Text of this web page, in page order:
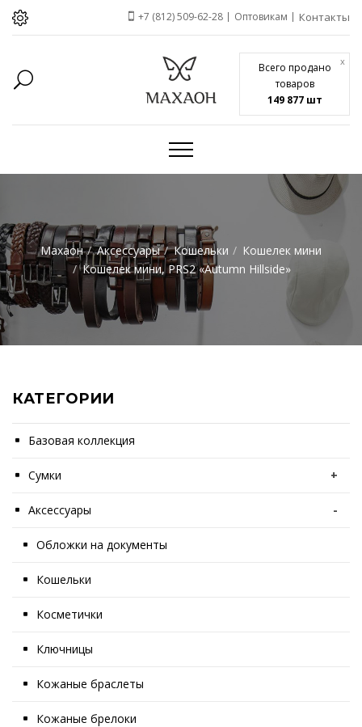
Всего продано
товаров
149 877 шт
x
+7 (812) 509-62-28 Оптовикам Контакты
Махаон Аксессуары Кошельки
Кошелек мини
Кошелек мини, PRS2 «Autumn Hillside»
КАТЕГОРИИ
Базовая коллекция
Сумки +
Аксессуары -
Обложки на документы
Кошельки
Косметички
Ключницы
Кожаные браслеты
Кожаные брелоки